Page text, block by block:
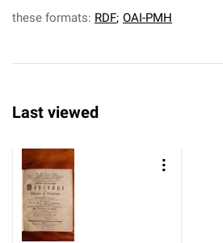
these formats: RDF; OAI-PMH
Last viewed